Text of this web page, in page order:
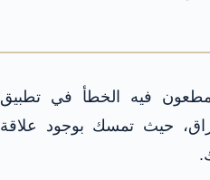
فيه الخطأ في تطبيق
حيث تمسك بوجود علاقة